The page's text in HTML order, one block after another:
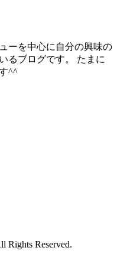
ーを中心に自分の興味の
るブログです。 たまに
^^
Reserved.